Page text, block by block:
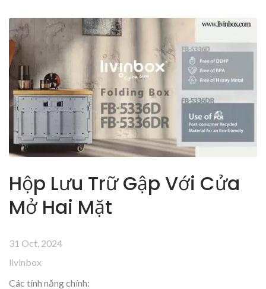
Hộp Lưu Trữ Gập Với Cửa
Mở Hai Mặt
31 Oct, 2024
livinbox
Các tính năng chính: